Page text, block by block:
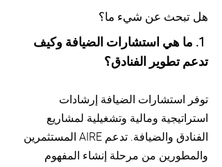
هل تبحث عن شيء ما؟
1. ما هي استشارات الضيافة وكيف
تدعم تطوير الفنادق؟
توفر استشارات الضيافة إرشادات
استراتيجية ومالية وتشغيلية لمشاريع
الفنادق والضيافة. تدعم AIRE المستثمرين
والمطورين من مرحلة إنشاء المفهوم